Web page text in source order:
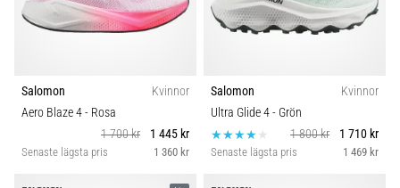
Salomon
Kvinnor
Aero Blaze 4- Rosa
1 700 kr
1 445 kr
Senaste lägsta pris 1 360 kr
Salomon
Kvinnor
Ultra Glide 4- Grön
1 800 kr
1 710 kr
Senaste lägsta pris 1 469 kr